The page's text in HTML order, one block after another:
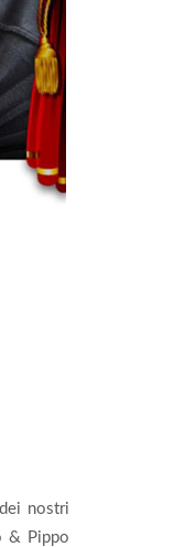
nostri
& Pippo